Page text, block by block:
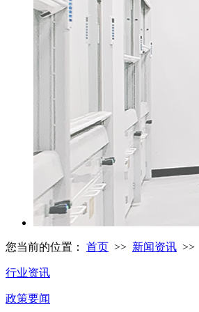
您当前的位置： 首页 >> 新闻资讯 >>
行业资讯
政策要闻